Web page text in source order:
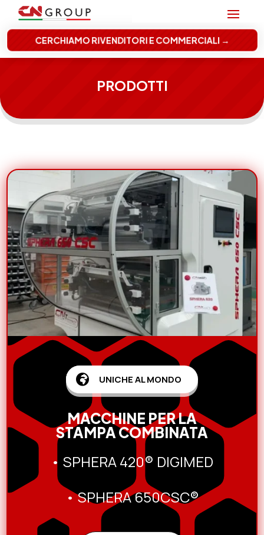
CERCHIAMO RIVENDITORI E COMMERCIALI →
PRODOTTI
 UNICHE AL MONDO
MACCHINE PER LA
STAMPA COMBINATA
• SPHERA 420® DIGIMED
• SPHERA 650CSC®